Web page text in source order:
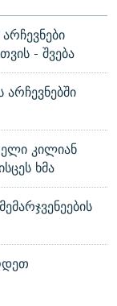
- შვება
კილიან
ხმა